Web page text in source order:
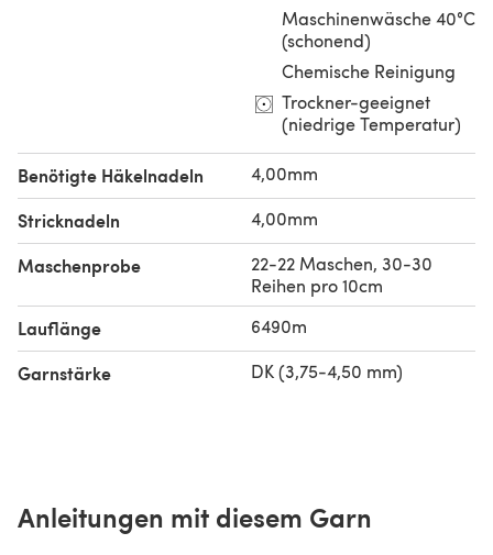
Maschinenwäsche 40°C
(schonend)
Chemische Reinigung
Trockner-geeignet
(niedrige Temperatur)
Benötigte Häkelnadeln 4,00mm
Stricknadeln 4,00mm
Maschenprobe
22-22 Maschen, 30-30
Reihen pro 10cm
Lauflänge 6490m
Garnstärke DK (3,75-4,50 mm)
Anleitungen mit diesem Garn